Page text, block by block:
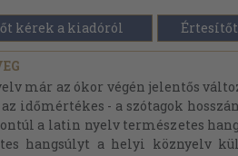
kérek a kiadóról
már az ókor végén jelentős
időmértékes - a szótagok
a latin nyelv természetes
hangsúlyt a helyi köznyelv